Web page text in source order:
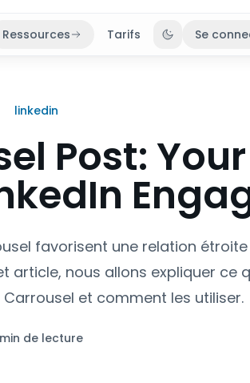
Ressources Tarifs Basculer le
Se
linkedin
Post:
favorisent une relation
article, nous allons expliquer ce
et comment les utiliser.
de lecture